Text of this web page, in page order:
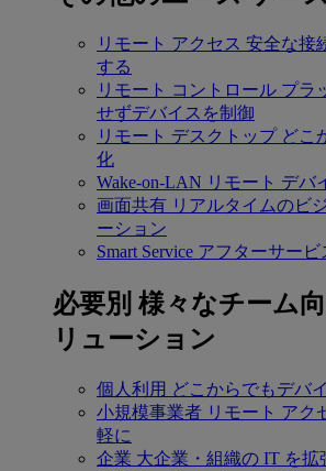
リモート アクセス 安全な接
する
リモート コントロール プラ
せずデバイスを制御
リモート デスクトップ どこ
化
Wake-on-LAN リモート デバ
画面共有 リアルタイムのビ
ーション
Smart Service アフターサー
必要別 様々なチーム
リューション
個人利用 どこからでもデバ
小規模事業者 リモート アク
軽に
企業 大企業・組織の IT を拡